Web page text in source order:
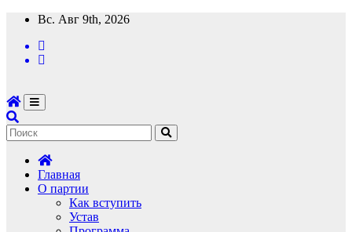
Перейти
содержимому
Вс. Авг 9th, 2026
Главная
О партии
Как вступить
Устав